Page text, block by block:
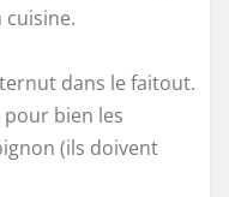
dans le faitout.
bien les
(ils doivent